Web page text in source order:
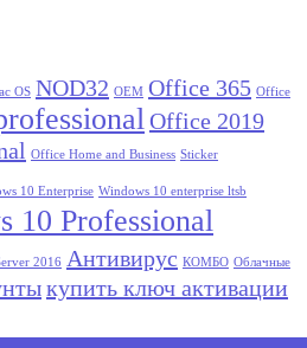
OS NOD32 OEM Office 365 Office
Office 2019
Office Home and Business Sticker
10 Enterprise Windows 10 enterprise ltsb
10 Professional
2016 Антивирус КОМБО Облачные
купить ключ активации